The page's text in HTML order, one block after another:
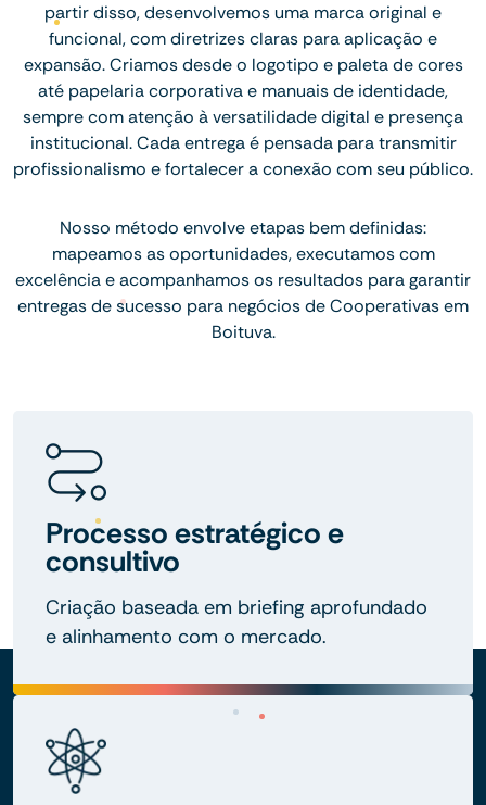
partir disso, desenvolvemos uma marca original e
funcional, com diretrizes claras para aplicação e
expansão. Criamos desde o logotipo e paleta de cores
até papelaria corporativa e manuais de identidade,
sempre com atenção à versatilidade digital e presença
institucional. Cada entrega é pensada para transmitir
profissionalismo e fortalecer a conexão com seu público.
Nosso método envolve etapas bem definidas:
mapeamos as oportunidades, executamos com
excelência e acompanhamos os resultados para garantir
entregas de sucesso para negócios de Cooperativas em
Boituva.
Processo estratégico e
consultivo
Criação baseada em briefing aprofundado
e alinhamento com o mercado.